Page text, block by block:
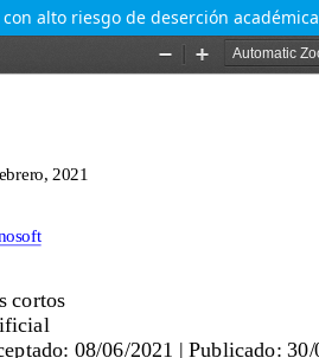
alto riesgo de deserción académica